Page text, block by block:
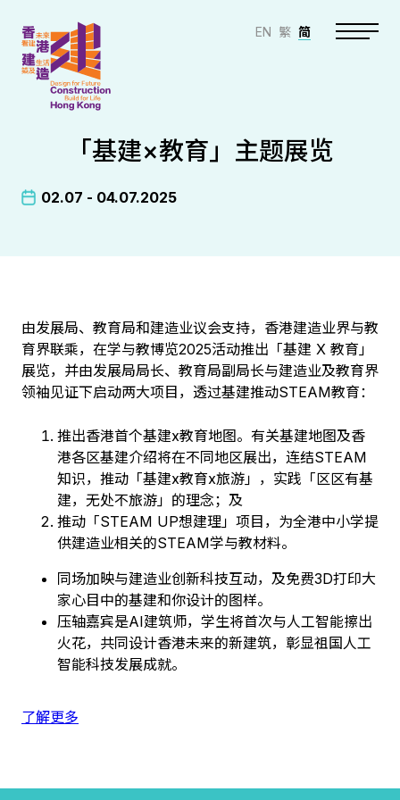
EN 繁 简
「基建×教育」主题展览
02.07 - 04.07.2025
由发展局、教育局和建造业议会支持，香港建造业界与教
育界联乘，在学与教博览2025活动推出「基建 X 教育」
展览，并由发展局局长、教育局副局长与建造业及教育界
领袖见证下启动两大项目，透过基建推动STEAM教育：
推出香港首个基建x教育地图。有关基建地图及香
港各区基建介绍将在不同地区展出，连结STEAM
知识，推动「基建x教育x旅游」，实践「区区有基
建，无处不旅游」的理念；及
推动「STEAM UP想建理」项目，为全港中小学提
供建造业相关的STEAM学与教材料。
同场加映与建造业创新科技互动，及免费3D打印大
家心目中的基建和你设计的图样。
压轴嘉宾是AI建筑师，学生将首次与人工智能擦出
火花，共同设计香港未来的新建筑，彰显祖国人工
智能科技发展成就。
了解更多